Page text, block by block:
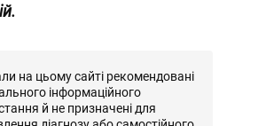
на цьому сайті рекомендовані
інформаційного
й не призначені для